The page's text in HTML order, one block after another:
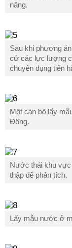
năng.
Sau khi phương
cử các lực lượng
chuyên dụng tiến
Một cán bộ lấy
Đông.
Nước thải khu
thập để phân tích.
Lấy mẫu nước ở